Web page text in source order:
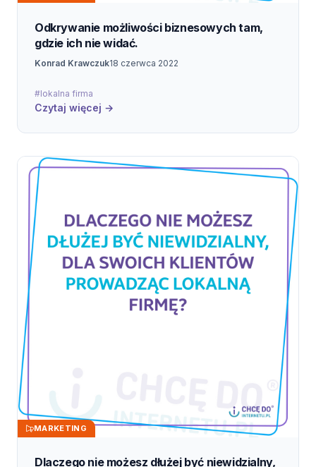
Odkrywanie możliwości biznesowych tam,
gdzie ich nie widać.
Konrad Krawczuk18 czerwca 2022
#lokalna firma
Czytaj więcej →
MARKETING
Dlaczego nie możesz dłużej być niewidzialny,